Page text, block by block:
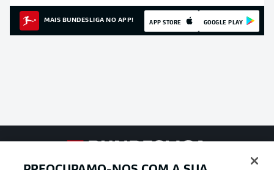
MAIS BUNDESLIGA NO APP! APP STORE GOOGLE PLAY
Football as it’s meant to be